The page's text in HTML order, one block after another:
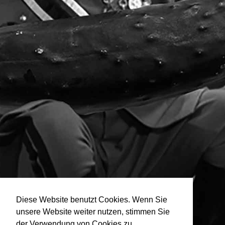
Diese Website benutzt Cookies. Wenn Sie
unsere Website weiter nutzen, stimmen Sie